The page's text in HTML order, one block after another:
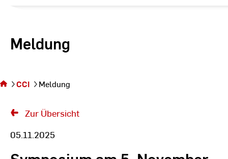
Meldung
sich auf
Meldung
CCI Meldung
Zur Übersicht
05.11.2025